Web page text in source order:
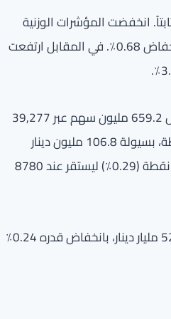
الجلسة؛ ارتفع 59 سهماً، وانخفض 64، وظل سعر 8 أسهم ثابتاً. انخفضت المؤشرات الوزنية
لسبعة قطاعات، كان أبرزها قطاع السلع الاستهلاكية بانخفاض 1.16٪، وقطاع المنافع بانخفاض 0.68٪. في المقابل ارتفعت
بلغ مؤشر السوق العام انخفاضاً بنحو 21.68 نقطة (0.25٪) مسجلاً 8814 نقطة، مع تداول 659.2 مليون سهم عبر 39,277
صفقة. سجل مؤشر السوق الأول تراجعاً قدره 22.07 نقطة (0.24٪) وصولاً إلى 9278 نقطة، بسيولة 106.8 مليون دينار
وحجم تداول 292.7 مليون سهم عبر 20,611 صفقة. أما المؤشر الرئيسي فقد خسر 25.11 نقطة (0.29٪) ليستقر عند 8780
نتيجة لهذه التحركات، انخفضت القيمة السوقية للبورصة بنحو 130.6 مليون دينار لتبلغ 52.80 مليار دينار، بانخفاض قدره 0.24٪